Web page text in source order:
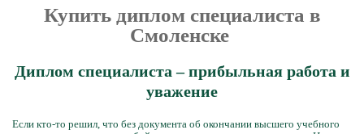
Купить диплом специалиста в
Смоленске
Диплом специалиста – прибыльная работа и
уважение
Если кто-то решил, что без документа об окончании высшего учебного